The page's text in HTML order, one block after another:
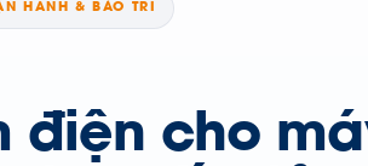
HÀNH & BẢO TRÌ
điện cho